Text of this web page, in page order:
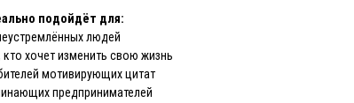
подойдёт для:
людей
кто хочет изменить свою жизнь
мотивирующих цитат
предпринимателей